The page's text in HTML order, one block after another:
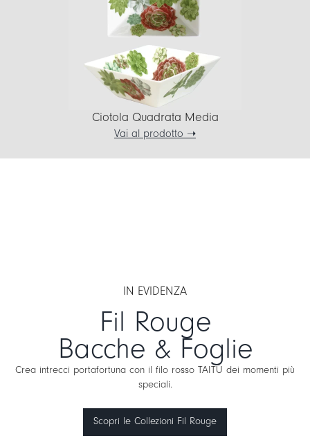
Ciotola Quadrata Media
Vai al prodotto ➝
IN EVIDENZA
Fil Rouge
Bacche & Foglie
Crea intrecci portafortuna con il filo rosso TAITÙ dei momenti più
speciali.
Scopri le Collezioni Fil Rouge